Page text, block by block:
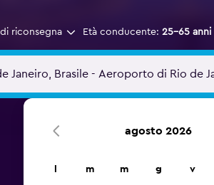
riconsegna Età conducente: 25-65 anni
agosto 2026
m m g v